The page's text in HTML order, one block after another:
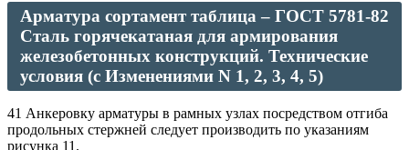
Арматура сортамент таблица – ГОСТ 5781-82
Сталь горячекатаная для армирования
железобетонных конструкций. Технические
условия (с Изменениями N 1, 2, 3, 4, 5)
41 Анкеровку арматуры в рамных узлах посредством отгиба
продольных стержней следует производить по указаниям
рисунка 11.